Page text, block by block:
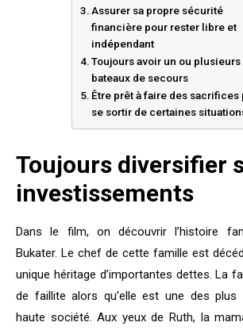
Assurer sa propre sécurité
financière pour rester libre et
indépendant
Toujours avoir un ou plusieurs
bateaux de secours
Être prêt à faire des sacrifices
se sortir de certaines
Toujours diversifier
investissements
Dans le film, on découvrir l’histoire
Bukater. Le chef de cette famille est
unique héritage d’importantes dettes. La
de faillite alors qu’elle est une des
haute société. Aux yeux de Ruth, la